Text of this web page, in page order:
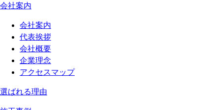
会社案内
会社案内
代表挨拶
会社概要
企業理念
アクセスマップ
選ばれる理由